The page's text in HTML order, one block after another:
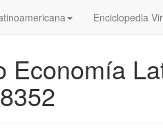
Enciclopedia
Economía